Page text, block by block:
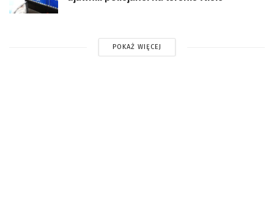
POKAŻ WIĘCEJ